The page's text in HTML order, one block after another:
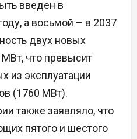
введен в
а восьмой – в 2037
двух новых
МВт, что превысит
из эксплуатации
(1760 МВт).
также заявляло, что
пятого и шестого